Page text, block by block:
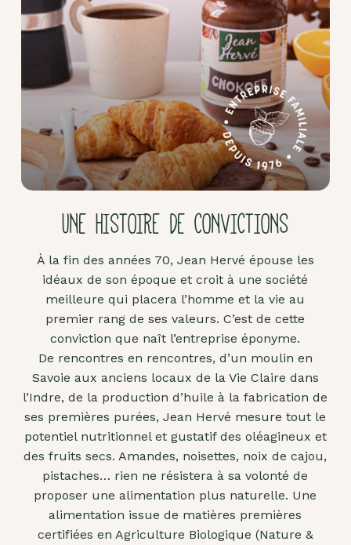
UNE HISTOIRE DE CONVICTIONS
À la fin des années 70, Jean Hervé épouse les
idéaux de son époque et croit à une société
meilleure qui placera l’homme et la vie au
premier rang de ses valeurs. C’est de cette
conviction que naît l’entreprise éponyme.
De rencontres en rencontres, d’un moulin en
Savoie aux anciens locaux de la Vie Claire dans
l’Indre, de la production d’huile à la fabrication de
ses premières purées, Jean Hervé mesure tout le
potentiel nutritionnel et gustatif des oléagineux et
des fruits secs. Amandes, noisettes, noix de cajou,
pistaches… rien ne résistera à sa volonté de
proposer une alimentation plus naturelle. Une
alimentation issue de matières premières
certifiées en Agriculture Biologique (Nature &
Pâte
d'amande
Pâtes à
tartiner
Produits
lacto-
fermentés
Produits
Purées
fruits
secs
Purées
sucrées
dites
"confits"
Livres
Anti-
gaspi
Promotions